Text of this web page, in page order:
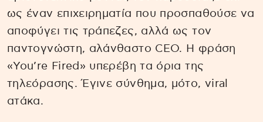
ως έναν επιχειρηματία που προσπαθούσε να
αποφύγει τις τράπεζες, αλλά ως τον
παντογνώστη, αλάνθαστο CEO. Η φράση
«You’re Fired» υπερέβη τα όρια της
τηλεόρασης. Έγινε σύνθημα, μότο, viral
ατάκα.